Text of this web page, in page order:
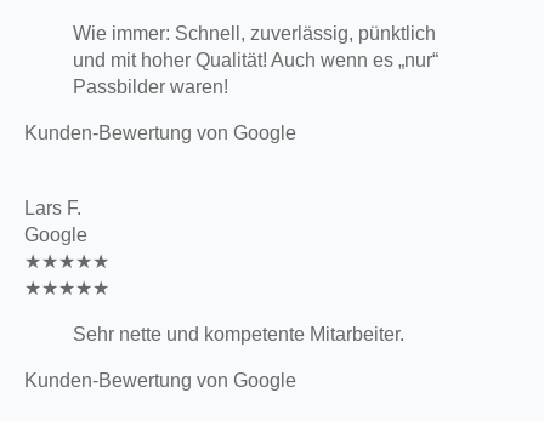
Wie immer: Schnell, zuverlässig, pünktlich
und mit hoher Qualität! Auch wenn es „nur“
Passbilder waren!
Kunden-Bewertung von Google
Lars F.
Google
★★★★★
★★★★★
Sehr nette und kompetente Mitarbeiter.
Kunden-Bewertung von Google